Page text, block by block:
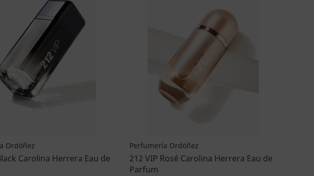
Ordóñez
Carolina Herrera Eau de
Perfumería Ordóñez
212 VIP Rosé Carolina Herrera Eau de
Parfum